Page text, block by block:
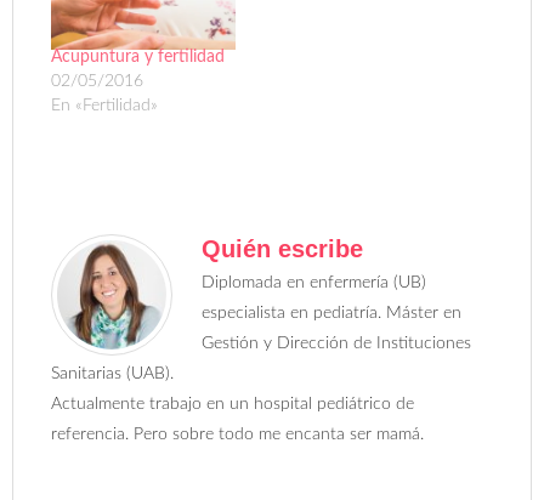
Acupuntura y fertilidad
02/05/2016
En «Fertilidad»
Quién escribe
Diplomada en enfermería (UB)
especialista en pediatría. Máster en
Gestión y Dirección de Instituciones
Sanitarias (UAB).
Actualmente trabajo en un hospital pediátrico de
referencia. Pero sobre todo me encanta ser mamá.